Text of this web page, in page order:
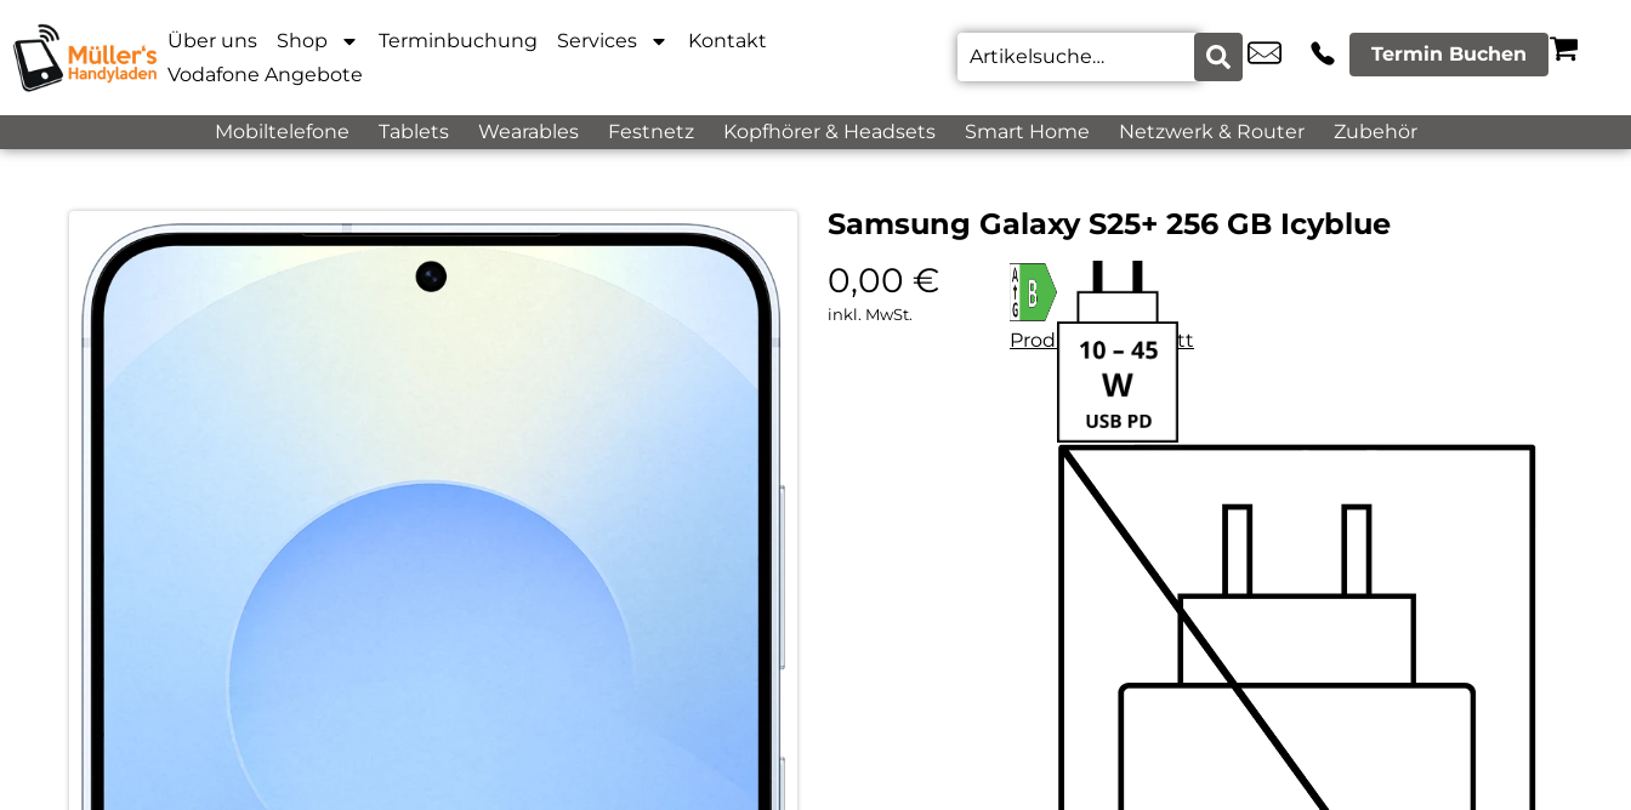
Über uns Shop Terminbuchung Services
Kontakt
Vodafone Angebote
Termin Buchen
Mobiltelefone Tablets Wearables Festnetz Kopfhörer & Headsets Smart Home Netzwerk & Router Zubehör
Samsung Galaxy S25+ 256 GB Icyblue
0,00 €
inkl. MwSt.
Produktdatenblatt